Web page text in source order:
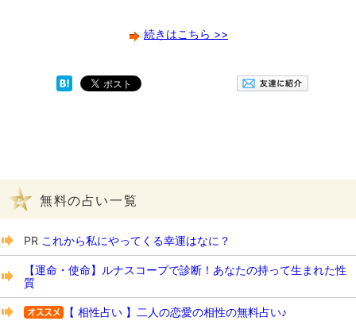
続きはこちら >>
無料の占い一覧
PR これから私にやってくる幸運はなに？
【運命・使命】ルナスコープで診断！あなたの持って生まれた性
質
【 相性占い 】二人の恋愛の相性の無料占い♪